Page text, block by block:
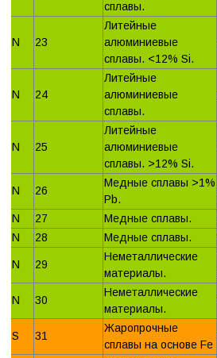
сплавы.
N 23
Литейные
алюминиевые
сплавы. <12% Si.
N 24
Литейные
алюминиевые
сплавы.
N 25
Литейные
алюминиевые
сплавы. >12% Si.
N 26
Медные сплавы >1%
Pb.
N 27 Медные сплавы.
N
28 Медные сплавы.
N 29
Неметаллические
материалы.
N 30
Неметаллические
материалы.
S 31
Жаропрочные
сплавы на основе Fe